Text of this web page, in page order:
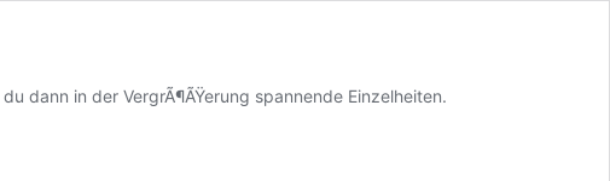
dann in der VergrÃ¶ÃŸerung spannende Einzelheiten.